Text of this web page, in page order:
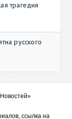
трагедия
русского
ссылка на